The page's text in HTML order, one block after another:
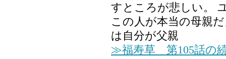
すところが悲しい。
この人が本当の母親
は自分が父親
≫福寿草 第105話の